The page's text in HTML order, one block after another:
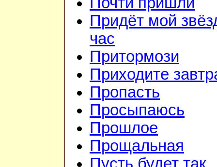
Придёт мой
час
Притормози
Приходите
Пропасть
Просыпаюсь
Прошлое
Прощальная